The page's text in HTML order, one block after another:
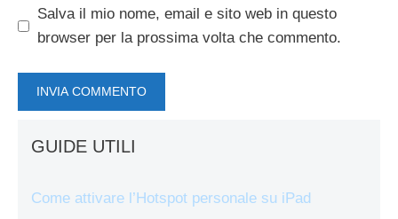
Salva il mio nome, email e sito web in questo
browser per la prossima volta che commento.
GUIDE UTILI
Come attivare l’Hotspot personale su iPad